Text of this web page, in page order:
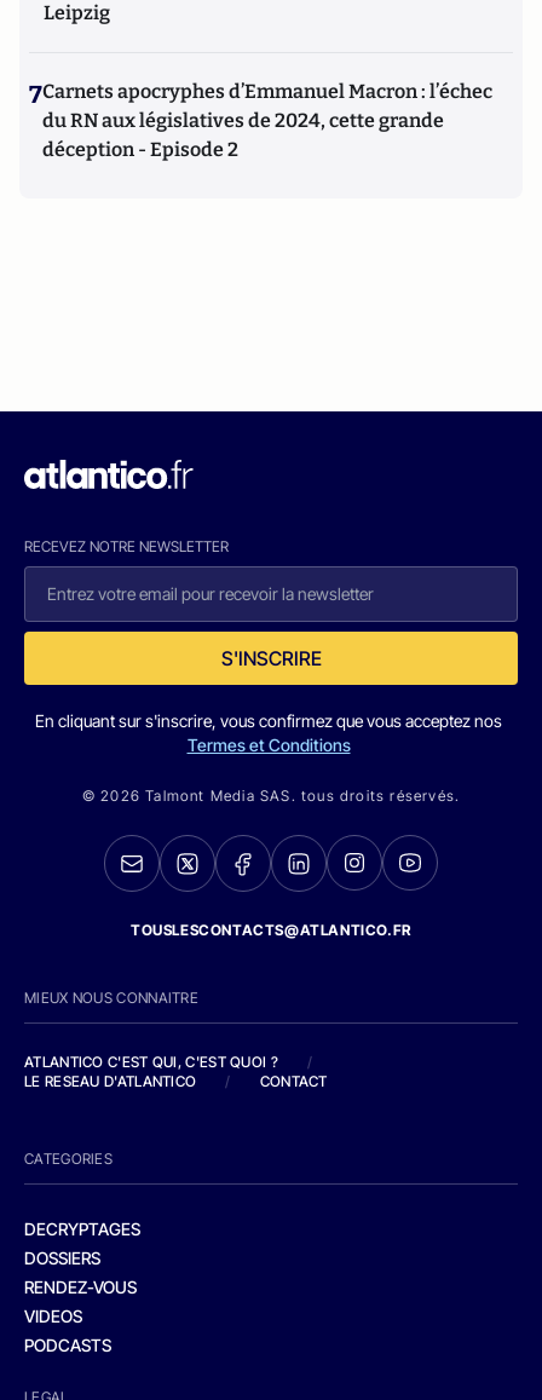
Leipzig
7Carnets apocryphes d’Emmanuel Macron : l’échec
du RN aux législatives de 2024, cette grande
déception - Episode 2
RECEVEZ NOTRE NEWSLETTER
S'INSCRIRE
En cliquant sur s'inscrire, vous confirmez que vous acceptez nos
Termes et Conditions
© 2026 Talmont Media SAS. tous droits réservés.
TOUSLESCONTACTS@ATLANTICO.FR
MIEUX NOUS CONNAITRE
ATLANTICO C'EST QUI, C'EST QUOI ?
/
LE RESEAU D'ATLANTICO
/ CONTACT
CATEGORIES
DECRYPTAGES
DOSSIERS
RENDEZ-VOUS
VIDEOS
PODCASTS